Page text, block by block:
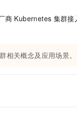
商 Kubernetes 集群接
相关概念及应用场景。
HappyHorse-
智能生成、研发智能问答
Qoder
面向真实软件的智
高效搭建 AI 智能
，夜间低至2折
AI 广告创作
图文、视频一站生
0 代码专业建站，无
JAVA
操作系统
云网络合作计划
计划
信息公告
健康状态
魔搭 ModelScope